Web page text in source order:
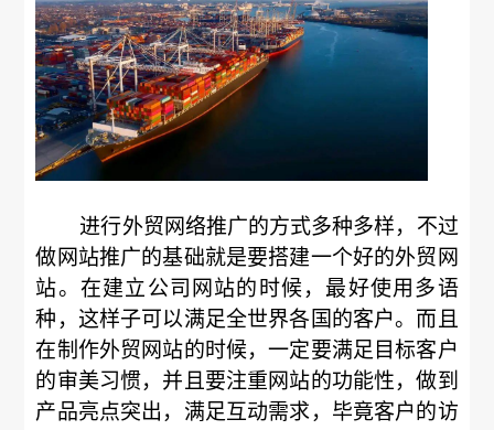
进行外贸网络推广的方式多种多样，不过
做网站推广的基础就是要搭建一个好的外贸网
站。在建立公司网站的时候，最好使用多语
种，这样子可以满足全世界各国的客户。而且
在制作外贸网站的时候，一定要满足目标客户
的审美习惯，并且要注重网站的功能性，做到
产品亮点突出，满足互动需求，毕竟客户的访